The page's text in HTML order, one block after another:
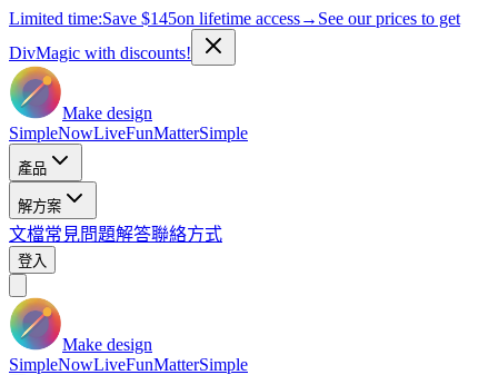
Limited time:Save $145on lifetime access→ See our prices to get
DivMagic with discounts!
Make design
SimpleNowLiveFunMatterSimple
產品
解方案
文檔常見問題解答聯絡方式
登入
Make design
SimpleNowLiveFunMatterSimple